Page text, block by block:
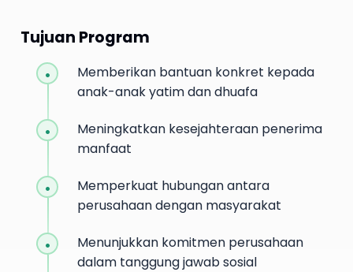
Tujuan Program
Memberikan bantuan konkret kepada
anak-anak yatim dan dhuafa
Meningkatkan kesejahteraan penerima
manfaat
Memperkuat hubungan antara
perusahaan dengan masyarakat
Menunjukkan komitmen perusahaan
dalam tanggung jawab sosial